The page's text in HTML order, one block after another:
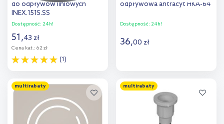
do odpływów liniowych
INEX.1515.SS
Dostępność: 24h!
51,43 zł
Cena kat.: 62 zł
(1)
Dodaj do
porównania
odpływowa antracyt HKA-64
Dostępność: 24h!
36,00 zł
Dodaj do
porównania
multirabaty multirabaty